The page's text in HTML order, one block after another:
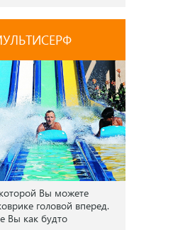
по желобу в чашу, где
того, как
кругу.
Вы можете
головой вперед.
Вы как будто